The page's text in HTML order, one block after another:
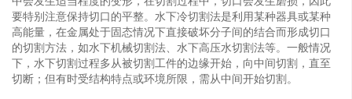
要特别注意保持切口的平整。水下冷切割法是利用某种器具或某种
高能量，在金属处于固态情况下直接破坏分子间的结合而形成切口
的切割方法，如水下机械切割法、水下高压水切割法等。一般情况
下，水下切割过程多从被切割工件的边缘开始，向中间切割，直至
切断；但有时受结构特点或环境所限，需从中间开始切割。